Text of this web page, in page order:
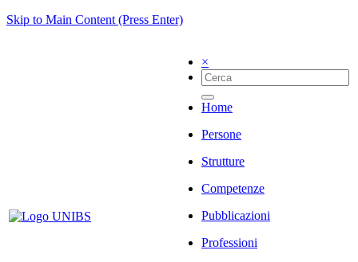
Skip to Main Content (Press Enter)
×
Home
Persone
Strutture
Competenze
Pubblicazioni
Professioni